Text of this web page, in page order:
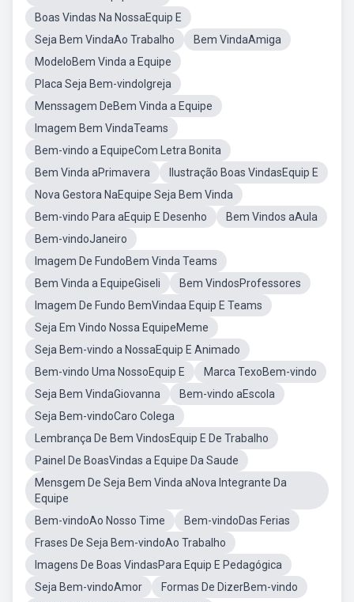
Boas Vindas Na NossaEquip E
Seja Bem VindaAo Trabalho
Bem VindaAmiga
ModeloBem Vinda a Equipe
Placa Seja Bem-vindoIgreja
Menssagem DeBem Vinda a Equipe
Imagem Bem VindaTeams
Bem-vindo a EquipeCom Letra Bonita
Bem Vinda aPrimavera
Ilustração Boas VindasEquip E
Nova Gestora NaEquipe Seja Bem Vinda
Bem-vindo Para aEquip E Desenho
Bem Vindos aAula
Bem-vindoJaneiro
Imagem De FundoBem Vinda Teams
Bem Vinda a EquipeGiseli
Bem VindosProfessores
Imagem De Fundo BemVindaa Equip E Teams
Seja Em Vindo Nossa EquipeMeme
Seja Bem-vindo a NossaEquip E Animado
Bem-vindo Uma NossoEquip E
Marca TexoBem-vindo
Seja Bem VindaGiovanna
Bem-vindo aEscola
Seja Bem-vindoCaro Colega
Lembrança De Bem VindosEquip E De Trabalho
Painel De BoasVindas a Equipe Da Saude
Mensgem De Seja Bem Vinda aNova Integrante Da
Equipe
Bem-vindoAo Nosso Time
Bem-vindoDas Ferias
Frases De Seja Bem-vindoAo Trabalho
Imagens De Boas VindasPara Equip E Pedagógica
Seja Bem-vindoAmor
Formas De DizerBem-vindo